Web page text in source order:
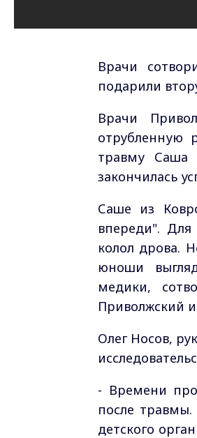
Врачи
подарили
Врачи
отрубленную
травму Саша
закончилась
Саше из
впереди".
колол дрова.
юноши
медики,
Приволжский
Олег Носов,
- Времени
после
детского